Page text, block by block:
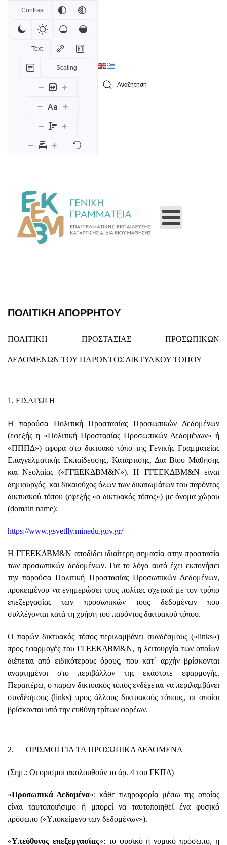
Skip to main content
Contrast
Text
Scaling
Aa
ΠΟΛΙΤΙΚΉ ΑΠΟΡΡΉΤΟΥ
ΠΟΛΙΤΙΚΗ ΠΡΟΣΤΑΣΙΑΣ ΠΡΟΣΩΠΙΚΩΝ
ΔΕΔΟΜΕΝΩΝ ΤΟΥ ΠΑΡΟΝΤΟΣ ΔΙΚΤΥΑΚΟΥ ΤΟΠΟΥ
1. ΕΙΣΑΓΩΓΗ
Η παρούσα Πολιτική Προστασίας Προσωπικών Δεδομένων
(εφεξής η «Πολιτική Προστασίας Προσωπικών Δεδομένων» ή
«ΠΠΠΔ») αφορά στο δικτυακό τόπο της Γενικής Γραμματείας
Επαγγελματικής Εκπαίδευσης, Κατάρτισης, Δια Βίου Μάθησης
και Νεολαίας («ΓΓΕΕΚΔΒΜ&Ν»). Η ΓΓΕΕΚΔΒΜ&Ν είναι
δημιουργός και δικαιούχος όλων των δικαιωμάτων του παρόντος
δικτυακού τόπου (εφεξής «ο δικτυακός τόπος») με όνομα χώρου
(domain name):
https://www.gsvetlly.minedu.gov.gr/
Η ΓΓΕΕΚΔΒΜ&Ν αποδίδει ιδιαίτερη σημασία στην προστασία
των προσωπικών δεδομένων. Για το λόγο αυτό έχει εκπονήσει
την παρούσα Πολιτική Προστασίας Προσωπικών Δεδομένων,
προκειμένου να ενημερώσει τους πολίτες σχετικά με τον τρόπο
επεξεργασίας των προσωπικών τους δεδομένων που
συλλέγονται κατά τη χρήση του παρόντος δικτυακού τόπου.
Ο παρών δικτυακός τόπος περιλαμβάνει συνδέσμους («links»)
προς εφαρμογές του ΓΓΕΕΚΔΒΜ&Ν, η λειτουργία των οποίων
διέπεται από ειδικότερους όρους, που κατ΄ αρχήν βρίσκονται
αναρτημένοι στο περιβάλλον της εκάστοτε εφαρμογής.
Περαιτέρω, ο παρών δικτυακός τόπος ενδέχεται να περιλαμβάνει
συνδέσμους (links) προς άλλους δικτυακούς τόπους, οι οποίοι
βρίσκονται υπό την ευθύνη τρίτων φορέων.
2. ΟΡΙΣΜΟΙ ΓΙΑ ΤΑ ΠΡΟΣΩΠΙΚΑ ΔΕΔΟΜΕΝΑ
(Σημ.: Οι ορισμοί ακολουθούν το άρ. 4 του ΓΚΠΔ)
«Προσωπικά Δεδομένα»: κάθε πληροφορία μέσω της οποίας
είναι ταυτοποιήσιμο ή μπορεί να ταυτοποιηθεί ένα φυσικό
πρόσωπο («Υποκείμενο των δεδομένων»).
«Υπεύθυνος επεξεργασίας»: το φυσικό ή νομικό πρόσωπο, η